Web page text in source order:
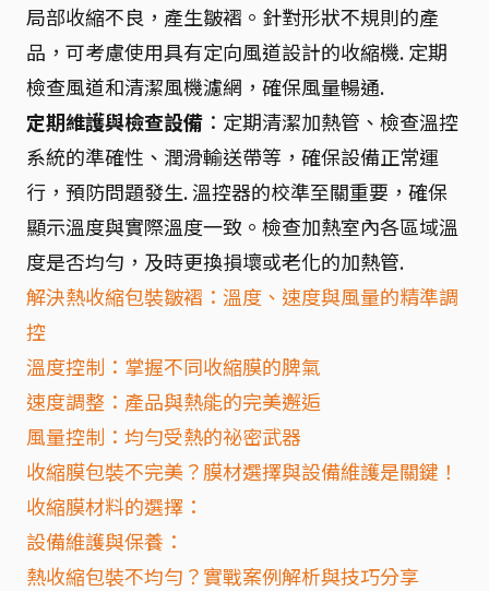
局部收縮不良，產生皺褶。針對形狀不規則的產
品，可考慮使用具有定向風道設計的收縮機. 定期
檢查風道和清潔風機濾網，確保風量暢通.
定期維護與檢查設備 ：定期清潔加熱管、檢查溫控
系統的準確性、潤滑輸送帶等，確保設備正常運
行，預防問題發生. 溫控器的校準至關重要，確保
顯示溫度與實際溫度一致。檢查加熱室內各區域溫
度是否均勻，及時更換損壞或老化的加熱管.
解決熱收縮包裝皺褶：溫度、速度與風量的精準調
控
溫度控制：掌握不同收縮膜的脾氣
速度調整：產品與熱能的完美邂逅
風量控制：均勻受熱的祕密武器
收縮膜包裝不完美？膜材選擇與設備維護是關鍵！
收縮膜材料的選擇：
設備維護與保養：
熱收縮包裝不均勻？實戰案例解析與技巧分享